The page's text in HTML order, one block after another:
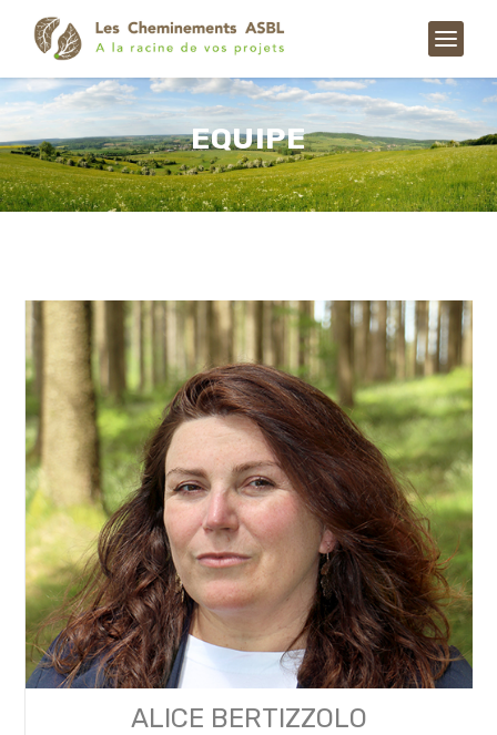
EQUIPE
ALICE BERTIZZOLO